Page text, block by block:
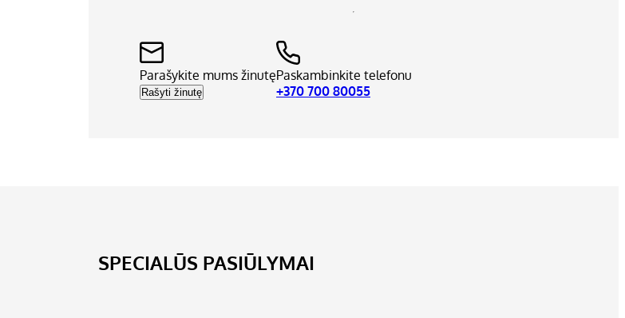
Parašykite mums žinutę
Rašyti žinutę
Paskambinkite telefonu
+370 700 80055
SPECIALŪS PASIŪLYMAI